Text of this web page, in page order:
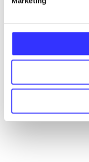
...
...